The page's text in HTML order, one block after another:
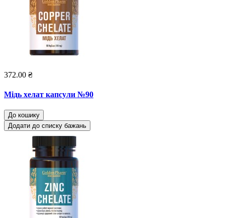
372.00 ₴
Мідь хелат капсули №90
До кошику
Додати до списку бажань